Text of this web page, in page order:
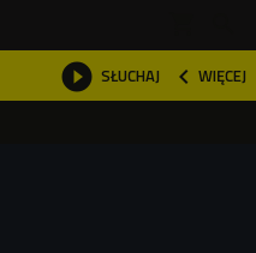
 SŁUCHAJ  WIĘCEJ
